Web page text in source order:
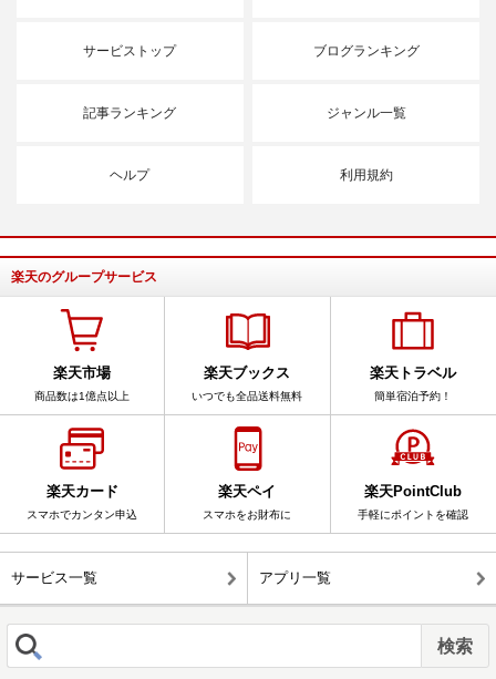
サービストップ ブログランキング
記事ランキング ジャンル一覧
ヘルプ 利用規約
楽天のグループサービス
楽天市場
商品数は1億点以上
楽天ブックス
いつでも全品送料無料
楽天トラベル
簡単宿泊予約！
楽天カード
スマホでカンタン申込
楽天ペイ
スマホをお財布に
楽天PointClub
手軽にポイントを確認
サービス一覧 アプリ一覧